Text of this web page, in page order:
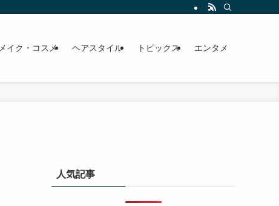
メイク・コスメ ヘアスタイル トピックス エンタメ
人気記事